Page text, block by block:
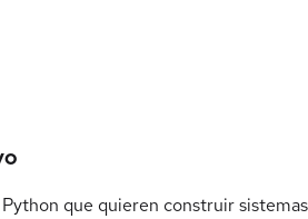
que quieren construir sistemas